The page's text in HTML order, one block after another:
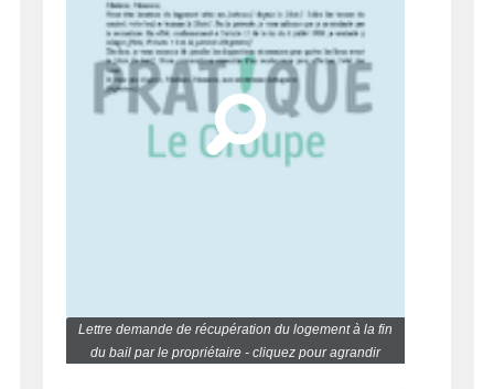
Lettre demande de récupération du logement à la fin
du bail par le propriétaire - cliquez pour agrandir